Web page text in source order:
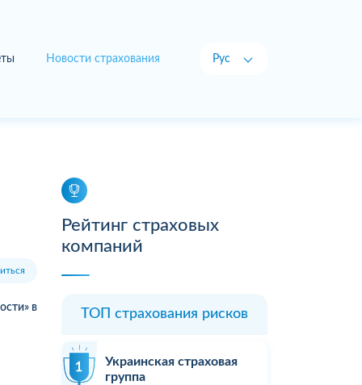
Новости страхования Рус
в
Рейтинг страховых
компаний
ТОП страхования рисков
Украинская страховая
группа